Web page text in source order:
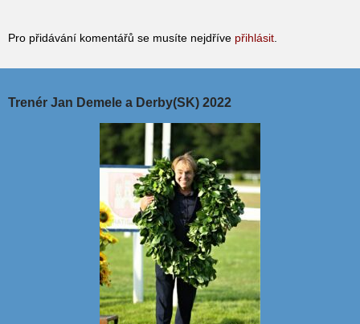
Pro přidávání komentářů se musíte nejdříve přihlásit
Trenér Jan Demele a Derby(SK) 2022